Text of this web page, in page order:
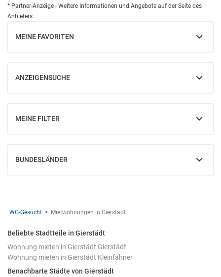
* Partner-Anzeige - Weitere Informationen und Angebote auf der Seite des
Anbieters
MEINE FAVORITEN
EINBLENDEN
ANZEIGENSUCHE
EINBLENDEN
MEINE FILTER
EINBLENDEN
BUNDESLÄNDER
EINBLENDEN
WG-Gesucht Mietwohnungen in Gierstädt
Beliebte Stadtteile in Gierstädt
Wohnung mieten in Gierstädt Gierstädt
Wohnung mieten in Gierstädt Kleinfahner
Benachbarte Städte von Gierstädt